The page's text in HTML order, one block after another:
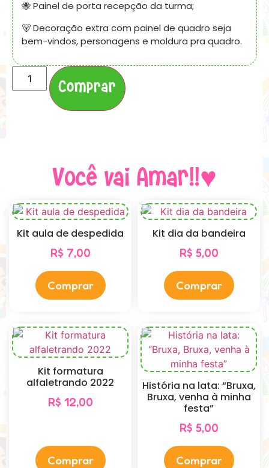
🐝 Painel de porta recepção da turma;
🐻 Decoração extra com painel de quadro seja
bem-vindos, personagens e moldura pra quadro.
Comprar
Você vai Amar!!♥
Kit aula de despedida
R$ 7,00
Comprar
Kit dia da bandeira
R$ 5,00
Comprar
Kit formatura
alfaletrando 2022
R$ 12,00
Comprar
História na lata: “Bruxa,
Bruxa, venha à minha
festa”
R$ 5,00
Comprar